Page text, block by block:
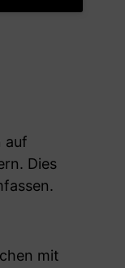
auf
Dies
mit